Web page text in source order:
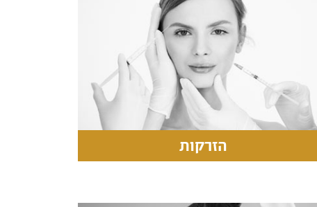
הזרקות